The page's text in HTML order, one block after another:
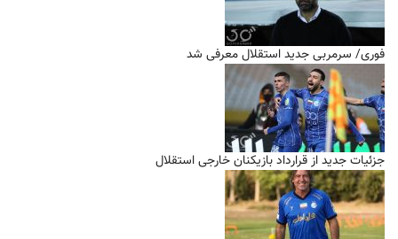
فوری/ سرمربی جدید استقلال معرفی شد
جزئیات جدید از قرارداد بازیکنان خارجی استقلال